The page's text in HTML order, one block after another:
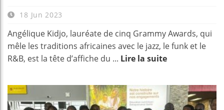
18 Jun 2023
Angélique Kidjo, lauréate de cinq Grammy Awards, qui
mêle les traditions africaines avec le jazz, le funk et le
R&B, est la tête d’affiche du ... Lire la suite